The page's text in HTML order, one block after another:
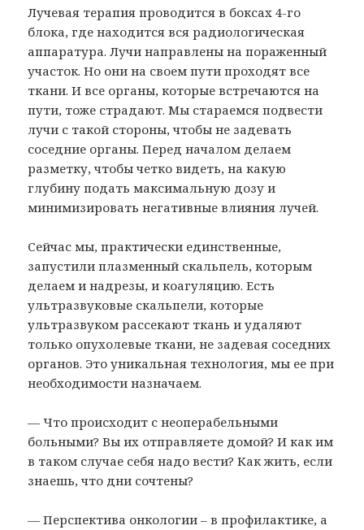
Лучевая терапия проводится в боксах 4-го
блока, где находится вся радиологическая
аппаратура. Лучи направлены на пораженный
участок. Но они на своем пути проходят все
ткани. И все органы, которые встречаются на
пути, тоже страдают. Мы стараемся подвести
лучи с такой стороны, чтобы не задевать
соседние органы. Перед началом делаем
разметку, чтобы четко видеть, на какую
глубину подать максимальную дозу и
минимизировать негативные влияния лучей.
Сейчас мы, практически единственные,
запустили плазменный скальпель, которым
делаем и надрезы, и коагуляцию. Есть
ультразвуковые скальпели, которые
ультразвуком рассекают ткань и удаляют
только опухолевые ткани, не задевая соседних
органов. Это уникальная технология, мы ее при
необходимости назначаем.
— Что происходит с неоперабельными
больными? Вы их отправляете домой? И как им
в таком случае себя надо вести? Как жить, если
знаешь, что дни сочтены?
— Перспектива онкологии – в профилактике, а